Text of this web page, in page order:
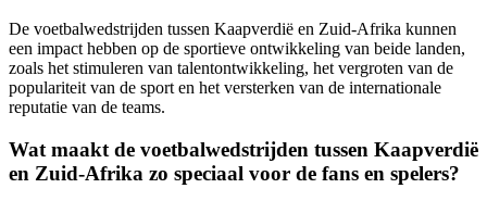
De voetbalwedstrijden tussen Kaapverdië en Zuid-Afrika kunnen
een impact hebben op de sportieve ontwikkeling van beide landen,
zoals het stimuleren van talentontwikkeling, het vergroten van de
populariteit van de sport en het versterken van de internationale
reputatie van de teams.
Wat maakt de voetbalwedstrijden tussen Kaapverdië
en Zuid-Afrika zo speciaal voor de fans en spelers?